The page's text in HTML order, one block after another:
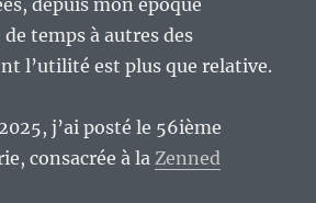
depuis mon époque
temps à autres des
l’utilité est plus que relative.
j’ai posté le 56ième
consacrée à laZenned